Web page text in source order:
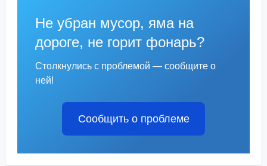
Не убран мусор, яма на
дороге, не горит фонарь?
Столкнулись с проблемой — сообщите о
ней!
Сообщить о проблеме